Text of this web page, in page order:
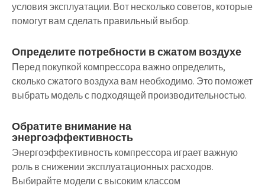
условия эксплуатации. Вот несколько советов, которые
помогут вам сделать правильный выбор.
Определите потребности в сжатом воздухе
Перед покупкой компрессора важно определить,
сколько сжатого воздуха вам необходимо. Это поможет
выбрать модель с подходящей производительностью.
Обратите внимание на
энергоэффективность
Энергоэффективность компрессора играет важную
роль в снижении эксплуатационных расходов.
Выбирайте модели с высоким классом